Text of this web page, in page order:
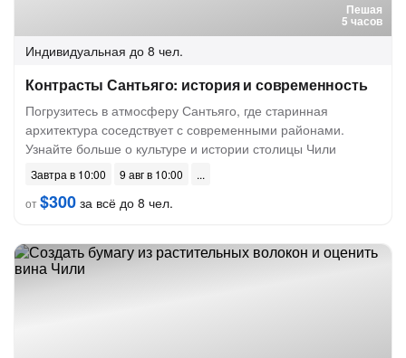
Пешая
5 часов
Индивидуальная до 8 чел.
Контрасты Сантьяго: история и современность
Погрузитесь в атмосферу Сантьяго, где старинная
архитектура соседствует с современными районами.
Узнайте больше о культуре и истории столицы Чили
Завтра в 10:00
9 авг в 10:00
от$300 за всё до 8 чел.